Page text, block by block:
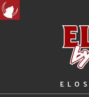
Hoppa
till